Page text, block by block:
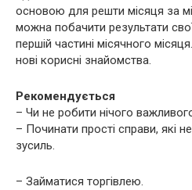
основою для решти місяця за
можна побачити результати
першій частині місячного
нові корисні знайомства.
Рекомендується
– Чи не робити нічого
– Починати прості справи, які
зусиль.
– Займатися торгівлею.